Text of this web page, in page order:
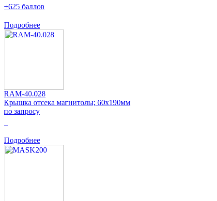
+625 баллов
Подробнее
RAM-40.028
Крышка отсека магнитолы; 60x190мм
по запросу
Подробнее